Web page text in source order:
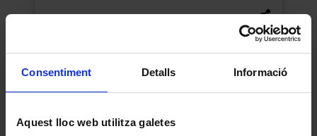
Consentiment Detalls Informació
Aquest lloc web utilitza galetes